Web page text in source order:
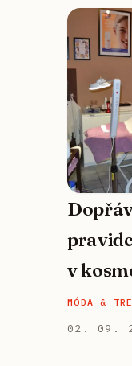
v
MÓDA &
02. 09.